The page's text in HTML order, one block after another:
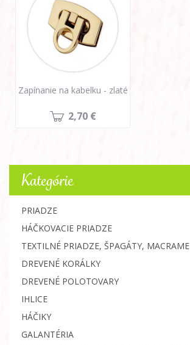
Zapínanie na kabelku - zlaté
2,70 €
Kategórie
PRIADZE
HÁČKOVACIE PRIADZE
TEXTILNÉ PRIADZE, ŠPAGÁTY, MACRAME
DREVENÉ KORÁLKY
DREVENÉ POLOTOVARY
IHLICE
HÁČIKY
GALANTÉRIA